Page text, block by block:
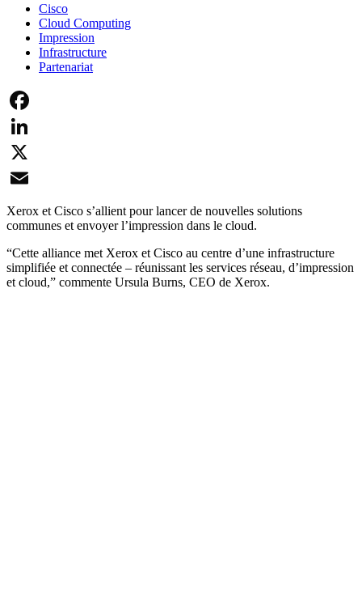
Cisco
Cloud Computing
Impression
Infrastructure
Partenariat
Facebook
LinkedIn
X
Email
Xerox et Cisco s’allient pour lancer de nouvelles solutions
communes et envoyer l’impression dans le cloud.
“Cette alliance met Xerox et Cisco au centre d’une infrastructure
simplifiée et connectée – réunissant les services réseau, d’impression
et cloud,” commente Ursula Burns, CEO de Xerox.